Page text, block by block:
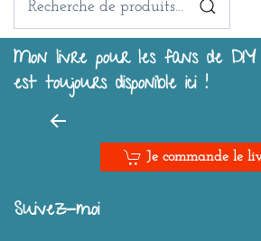
Mon livre pour les fans de DIY
est toujours disponible ici !
Je commande le
Suivez-moi